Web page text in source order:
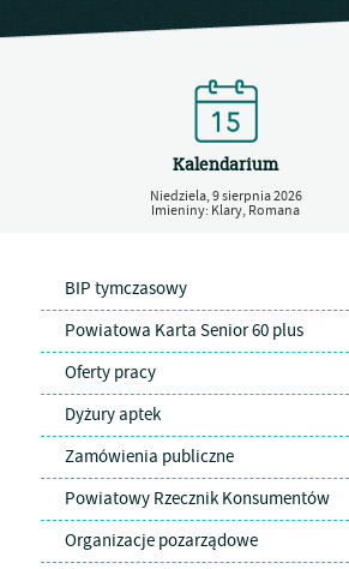
Kalendarium
Niedziela,9sierpnia2026
Imieniny: Klary, Romana
BIP tymczasowy
Powiatowa Karta Senior 60 plus
Oferty pracy
Dyżury aptek
Zamówienia publiczne
Powiatowy Rzecznik Konsumentów
Organizacje pozarządowe